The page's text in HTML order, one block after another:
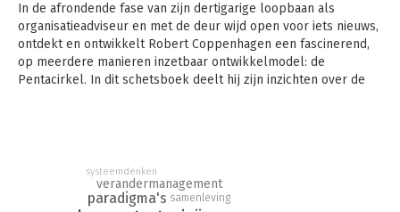
In de afrondende fase van zijn dertigarige loopbaan als
organisatieadviseur en met de deur wijd open voor iets nieuws,
ontdekt en ontwikkelt Robert Coppenhagen een fascinerend,
op meerdere manieren inzetbaar ontwikkelmodel: de
Pentacirkel. In dit schetsboek deelt hij zijn inzichten over de
waar onze samenleving en veel organisaties in vastzitten. De
auteur herkent in deze zich herhalende cirkels de
overlevingsstrategieën uit zijn familiegeschiedenis: hoe ze
paradigma's
verandermanagement
samenleving
systeemdenken